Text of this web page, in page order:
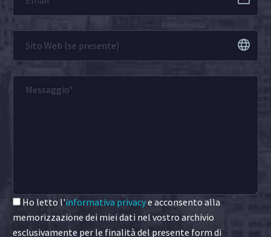
Ho letto l'informativa privacye acconsento alla
memorizzazione dei miei dati nel vostro archivio
esclusivamente per le finalità del presente form di